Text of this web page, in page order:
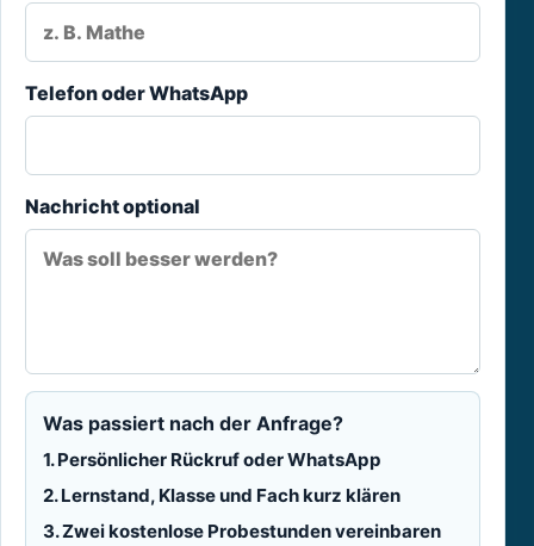
Telefon oder WhatsApp
Nachricht optional
Was passiert nach der Anfrage?
1. Persönlicher Rückruf oder WhatsApp
2. Lernstand, Klasse und Fach kurz klären
3. Zwei kostenlose Probestunden vereinbaren